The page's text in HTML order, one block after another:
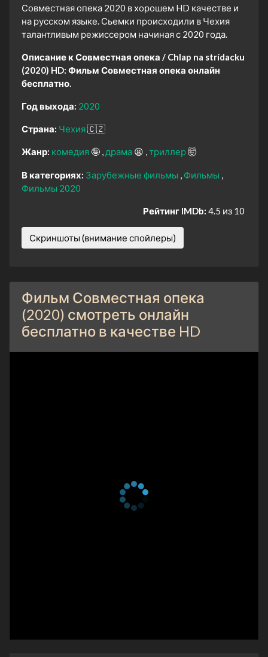
Совместная опека 2020 в хорошем HD качестве и
на русском языке. Сьемки происходили в Чехия
талантливым режиссером начиная с 2020 года.
Описание к Совместная опека / Chlap na strídacku
(2020) HD: Фильм Совместная опека онлайн
бесплатно.
Год выхода: 2020
Страна: Чехия🇨🇿
Жанр: комедия 🤪 драма 😫 триллер🤯
В категориях: Зарубежные фильмы
Фильмы
Фильмы 2020
Рейтинг IMDb: 4.5 из 10
Скриншоты (внимание спойлеры)
Фильм Совместная опека
(2020) смотреть онлайн
бесплатно в качестве HD